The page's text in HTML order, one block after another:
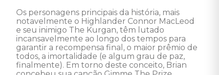
Os personagens principais da história, mais
notavelmente o Highlander Connor MacLeod
e seu inimigo The Kurgan, têm lutado
incansavelmente ao longo dos tempos para
garantir a recompensa final, o maior prêmio de
todos, a imortalidade (e algum grau de paz,
finalmente). Em torno deste conceito, Brian